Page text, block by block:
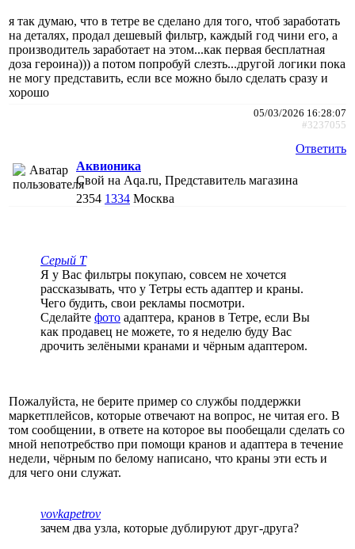
я так думаю, что в тетре ве сделано для того, чтоб заработать
на деталях, продал дешевый фильтр, каждый год чини его, а
производитель заработает на этом...как первая бесплатная
доза героина))) а потом попробуй слезть...другой логики пока
не могу представить, если все можно было сделать сразу и
хорошо
05/03/2026 16:28:07
#3237055
Ответить
Аквионика
Свой на Aqa.ru, Представитель магазина
2354 1334 Москва
Серый Т
Я у Вас фильтры покупаю, совсем не хочется
рассказывать, что у Тетры есть адаптер и краны.
Чего будить, свои рекламы посмотри.
Сделайте фото адаптера, кранов в Тетре, если Вы
как продавец не можете, то я неделю буду Вас
дрочить зелёными кранами и чёрным адаптером.
Пожалуйста, не берите пример со службы поддержки
маркетплейсов, которые отвечают на вопрос, не читая его. В
том сообщении, в ответе на которое вы пообещали сделать со
мной непотребство при помощи кранов и адаптера в течение
недели, чёрным по белому написано, что краны эти есть и
для чего они служат.
vovkapetrov
зачем два узла, которые дублируют друг-друга?